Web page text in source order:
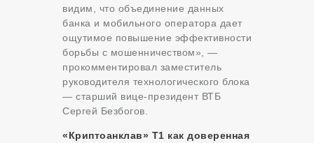
видим, что объединение данных
банка и мобильного оператора дает
ощутимое повышение эффективности
борьбы с мошенничеством», —
прокомментировал заместитель
руководителя технологического блока
— старший вице-президент ВТБ
Сергей Безбогов.
«Криптоанклав» Т1 как доверенная